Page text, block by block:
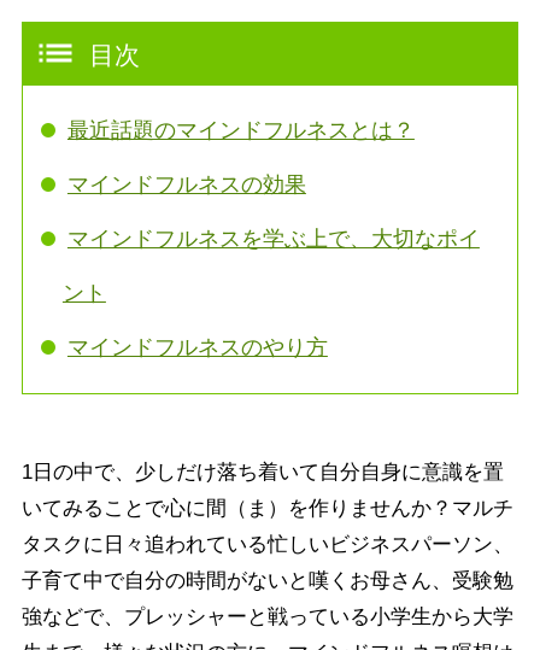
目次
最近話題のマインドフルネスとは？
マインドフルネスの効果
マインドフルネスを学ぶ上で、大切なポイ
ント
マインドフルネスのやり方
1日の中で、少しだけ落ち着いて自分自身に意識を置
いてみることで心に間（ま）を作りませんか？マルチ
タスクに日々追われている忙しいビジネスパーソン、
子育て中で自分の時間がないと嘆くお母さん、受験勉
強などで、プレッシャーと戦っている小学生から大学